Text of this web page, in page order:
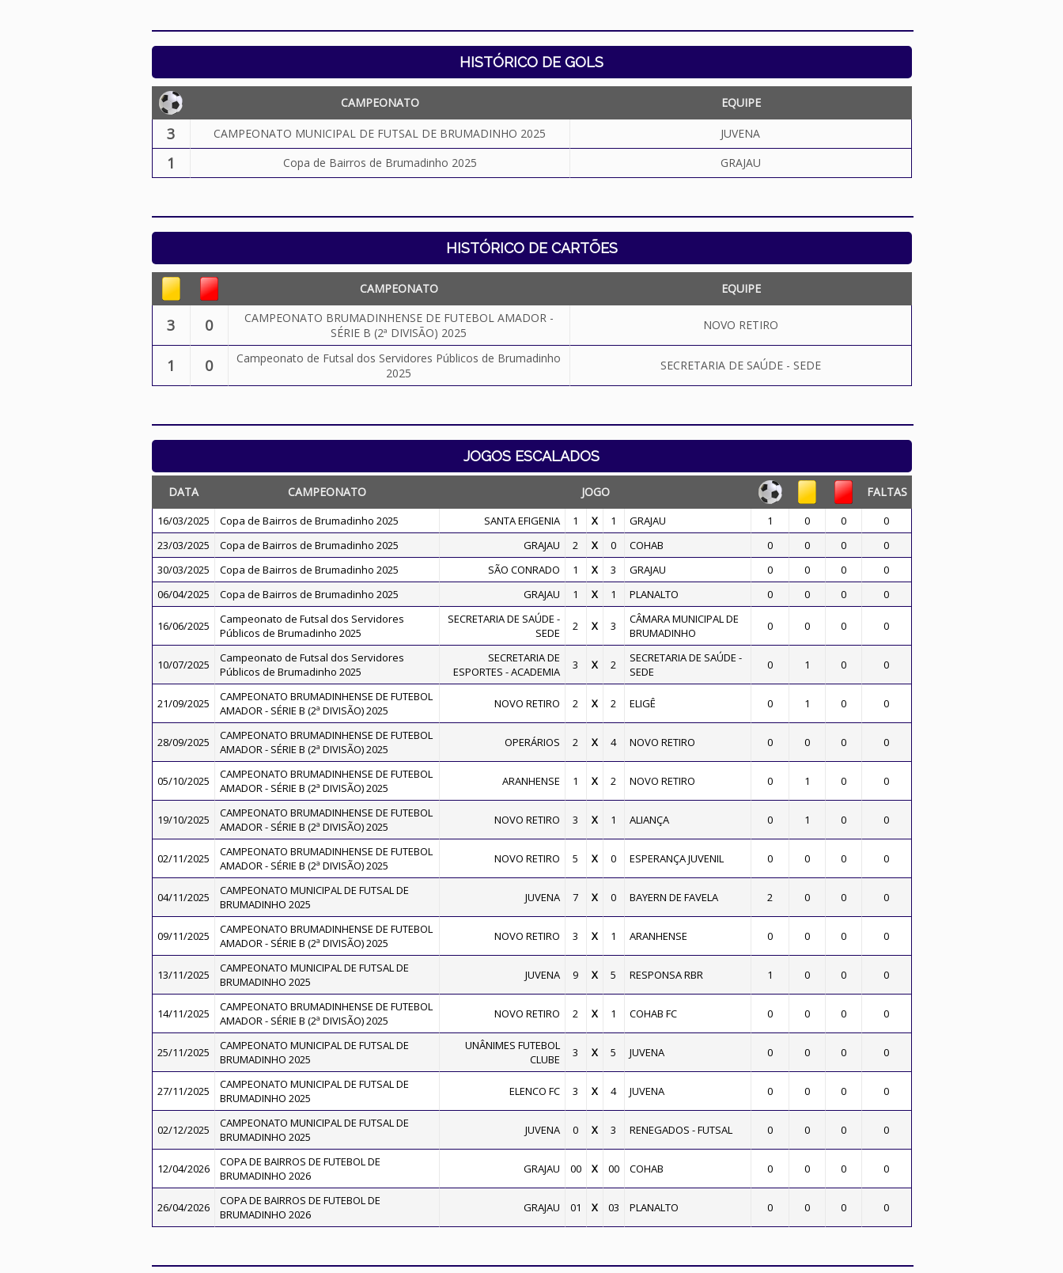
HISTÓRICO DE GOLS
CAMPEONATO EQUIPE
3 CAMPEONATO MUNICIPAL DE FUTSAL DE BRUMADINHO 2025 JUVENA
1 Copa de Bairros de Brumadinho 2025 GRAJAU
HISTÓRICO DE CARTÕES
CAMPEONATO EQUIPE
3 0
CAMPEONATO BRUMADINHENSE DE FUTEBOL AMADOR -
SÉRIE B (2ª DIVISÃO) 2025
NOVO RETIRO
1 0
Campeonato de Futsal dos Servidores Públicos de Brumadinho
2025
SECRETARIA DE SAÚDE - SEDE
JOGOS ESCALADOS
DATA CAMPEONATO JOGO FALTAS
16/03/2025 Copa de Bairros de Brumadinho 2025 SANTA EFIGENIA 1 X 1 GRAJAU 1 0 0
0
23/03/2025
Copa de Bairros de Brumadinho 2025 GRAJAU 2 X 0 COHAB 0 0 0
0
30/03/2025
Copa de Bairros de Brumadinho 2025 SÃO CONRADO 1 X 3 GRAJAU 0 0 0
0
06/04/2025
Copa de Bairros de Brumadinho 2025 GRAJAU 1 X 1 PLANALTO 0 0 0 0
16/06/2025
Campeonato de Futsal dos Servidores
Públicos de Brumadinho 2025
SECRETARIA DE SAÚDE -
SEDE
2 X 3
CÂMARA MUNICIPAL DE
BRUMADINHO
0 0 0 0
10/07/2025
Campeonato de Futsal dos Servidores
Públicos de Brumadinho 2025
SECRETARIA DE
ESPORTES - ACADEMIA
3 X 2
SECRETARIA DE SAÚDE -
SEDE
0 1 0 0
21/09/2025
CAMPEONATO BRUMADINHENSE DE FUTEBOL
AMADOR - SÉRIE B (2ª DIVISÃO) 2025
NOVO RETIRO 2 X 2 ELIGÊ 0 1 0 0
28/09/2025
CAMPEONATO BRUMADINHENSE DE FUTEBOL
AMADOR - SÉRIE B (2ª DIVISÃO) 2025
OPERÁRIOS 2 X 4 NOVO RETIRO 0 0 0 0
05/10/2025
CAMPEONATO BRUMADINHENSE DE FUTEBOL
AMADOR - SÉRIE B (2ª DIVISÃO) 2025
ARANHENSE 1 X 2 NOVO RETIRO 0 1 0 0
19/10/2025
CAMPEONATO BRUMADINHENSE DE FUTEBOL
AMADOR - SÉRIE B (2ª DIVISÃO) 2025
NOVO RETIRO 3 X 1 ALIANÇA 0 1 0 0
02/11/2025
CAMPEONATO BRUMADINHENSE DE FUTEBOL
AMADOR - SÉRIE B (2ª DIVISÃO) 2025
NOVO RETIRO 5 X 0 ESPERANÇA JUVENIL 0 0 0 0
04/11/2025
CAMPEONATO MUNICIPAL DE FUTSAL DE
BRUMADINHO 2025
JUVENA 7 X 0 BAYERN DE FAVELA 2 0 0 0
09/11/2025
CAMPEONATO BRUMADINHENSE DE FUTEBOL
AMADOR - SÉRIE B (2ª DIVISÃO) 2025
NOVO RETIRO 3 X 1 ARANHENSE 0 0 0 0
13/11/2025
CAMPEONATO MUNICIPAL DE FUTSAL DE
BRUMADINHO 2025
JUVENA 9 X 5 RESPONSA RBR 1 0 0 0
14/11/2025
CAMPEONATO BRUMADINHENSE DE FUTEBOL
AMADOR - SÉRIE B (2ª DIVISÃO) 2025
NOVO RETIRO 2 X 1 COHAB FC 0 0 0 0
25/11/2025
CAMPEONATO MUNICIPAL DE FUTSAL DE
BRUMADINHO 2025
UNÂNIMES FUTEBOL
CLUBE
3 X 5 JUVENA 0 0 0 0
27/11/2025
CAMPEONATO MUNICIPAL DE FUTSAL DE
BRUMADINHO 2025
ELENCO FC 3 X 4 JUVENA 0 0 0 0
02/12/2025
CAMPEONATO MUNICIPAL DE FUTSAL DE
BRUMADINHO 2025
JUVENA 0 X 3 RENEGADOS - FUTSAL 0 0 0 0
12/04/2026
COPA DE BAIRROS DE FUTEBOL DE
BRUMADINHO 2026
GRAJAU 00 X 00 COHAB 0 0 0 0
26/04/2026
COPA DE BAIRROS DE FUTEBOL DE
BRUMADINHO 2026
GRAJAU 01 X 03 PLANALTO 0 0 0 0